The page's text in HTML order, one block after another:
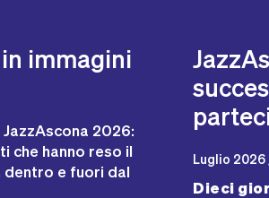
immagini
2026:
che hanno reso il
dentro e fuori dal
Luglio 2026
Dieci